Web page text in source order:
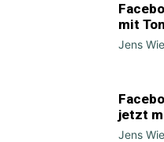
mit
Jens
jetzt
Jens